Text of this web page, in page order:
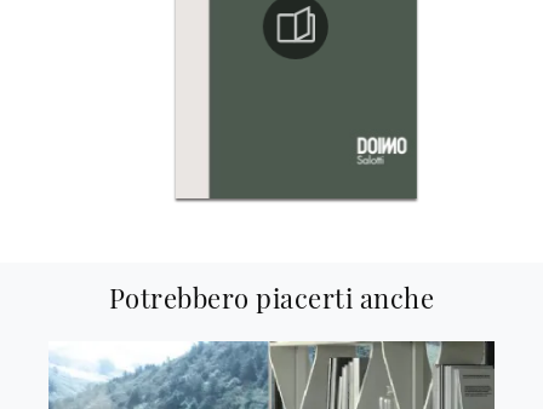
Potrebbero piacerti anche